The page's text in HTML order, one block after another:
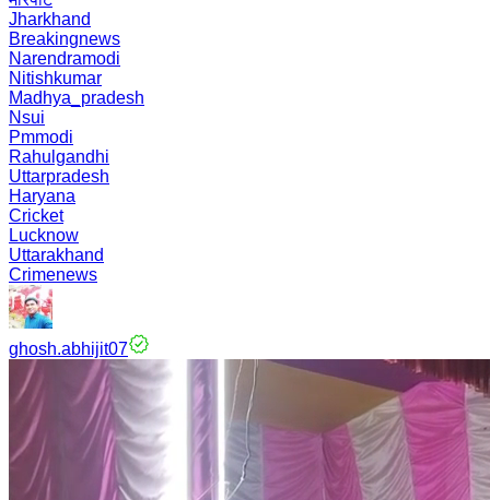
Jharkhand
Breakingnews
Narendramodi
Nitishkumar
Madhya_pradesh
Nsui
Pmmodi
Rahulgandhi
Uttarpradesh
Haryana
Cricket
Lucknow
Uttarakhand
Crimenews
ghosh.abhijit07